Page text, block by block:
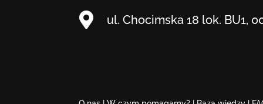
 ul. Chocimska 18 lok. BU1,